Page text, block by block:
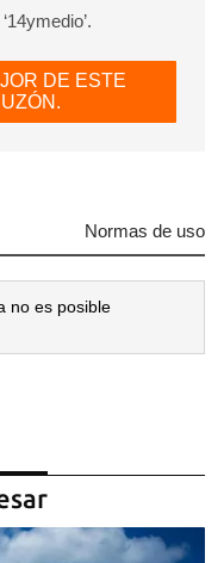
DE ESTE
Normas de uso
no es posible